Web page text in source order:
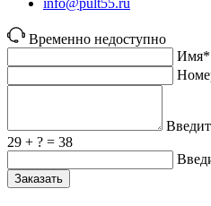
info@pult55.ru
Временно недоступно
Имя*
29 + ? = 38
Заказать